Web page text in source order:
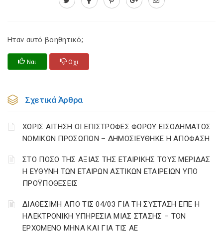
Ηταν αυτό βοηθητικό;
Ναι Οχι
Σχετικά Άρθρα
ΧΩΡΙΣ ΑΙΤΗΣΗ ΟΙ ΕΠΙΣΤΡΟΦΕΣ ΦΟΡΟΥ ΕΙΣΟΔΗΜΑΤΟΣ
ΝΟΜΙΚΩΝ ΠΡΟΣΩΠΩΝ – ΔΗΜΟΣΙΕΥΘΗΚΕ Η ΑΠΟΦΑΣΗ
ΣΤΟ ΠΟΣΟ ΤΗΣ ΑΞΙΑΣ ΤΗΣ ΕΤΑΙΡΙΚΗΣ ΤΟΥΣ ΜΕΡΙΔΑΣ
Η ΕΥΘΥΝΗ ΤΩΝ ΕΤΑΙΡΩΝ ΑΣΤΙΚΩΝ ΕΤΑΙΡΕΙΩΝ ΥΠΟ
ΠΡΟΫΠΟΘΕΣΕΙΣ
ΔΙΑΘΕΣΙΜΗ ΑΠΟ ΤΙΣ 04/03 ΓΙΑ ΤΗ ΣΥΣΤΑΣΗ ΕΠΕ Η
ΗΛΕΚΤΡΟΝΙΚΗ ΥΠΗΡΕΣΙΑ ΜΙΑΣ ΣΤΑΣΗΣ – ΤΟΝ
ΕΡΧΟΜΕΝΟ ΜΗΝΑ ΚΑΙ ΓΙΑ ΤΙΣ ΑΕ